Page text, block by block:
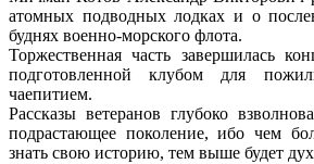
атомных подводных лодках и о
буднях военно-морского флота.
Торжественная часть завершилась
подготовленной клубом для
чаепитием.
Рассказы ветеранов глубоко
подрастающее поколение, ибо чем
знать свою историю, тем выше будет